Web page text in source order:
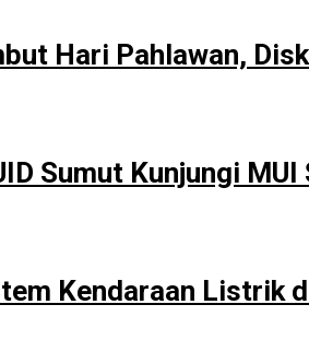
Hari Pahlawan,
Sumut Kunjungi
Kendaraan Listrik